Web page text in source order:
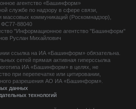
агентство «Башинформ»
службе по надзору в сфере связи,
массовых коммуникаций (Роскомнадзор),
ФС77-88040
"Информационное агентство "Башинформ"
Руслан Михайлович
ссылка на ИА «Башинформ» обязательна.
сетей прямая активная гиперссылка
ИА «Башинформ» в целях, не
при перепечатке или цитировании,
разрешения АО ИА «Башинформ».
данных
технологий